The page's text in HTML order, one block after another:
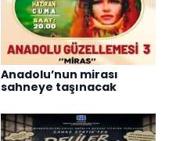
Anadolu’nun mirası
sahneye taşınacak